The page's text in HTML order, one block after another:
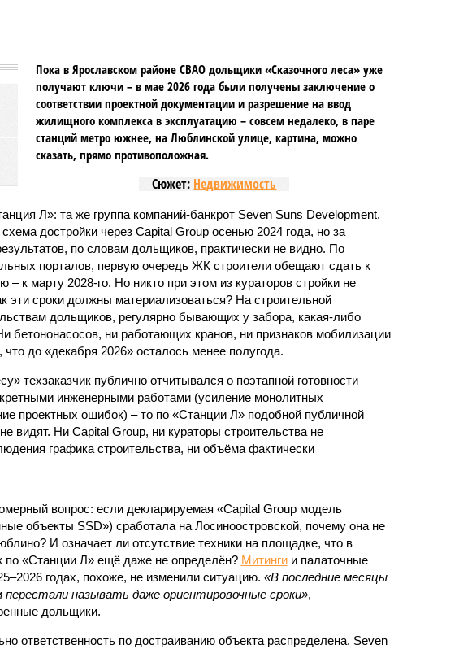
Пока в Ярославском районе СВАО дольщики «Сказочного леса» уже
получают ключи – в мае 2026 года были получены заключение о
соответствии проектной документации и разрешение на ввод
жилищного комплекса в эксплуатацию – совсем недалеко, в паре
станций метро южнее, на Люблинской улице, картина, можно
сказать, прямо противоположная.
Сюжет: Недвижимость
Л»: та же группа компаний-банкрот Seven Suns Development,
схема достройки через Capital Group осенью 2024 года, но за
по словам дольщиков, практически не видно. По
порталов, первую очередь ЖК строители обещают сдать к
– к марту 2028-го. Но никто при этом из кураторов стройки не
эти сроки должны материализоваться? На строительной
дольщиков, регулярно бывающих у забора, какая-либо
бетононасосов, ни работающих кранов, ни признаков мобилизации
до «декабря 2026» осталось менее полугода.
техзаказчик публично отчитывался о поэтапной готовности –
инженерными работами (усиление монолитных
проектных ошибок) – то по «Станции Л» подобной публичной
видят. Ни Capital Group, ни кураторы строительства не
графика строительства, ни объёма фактически
вопрос: если декларируемая «Capital Group модель
объекты SSD») сработала на Лосиноостровской, почему она не
И означает ли отсутствие техники на площадке, что в
по «Станции Л» ещё даже не определён? Митингии палаточные
годах, похоже, не изменили ситуацию. «В последние месяцы
перестали называть даже ориентировочные сроки», –
дольщики.
ответственность по достраиванию объекта распределена. Seven